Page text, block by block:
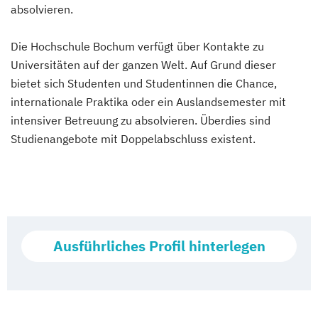
absolvieren.
Die Hochschule Bochum verfügt über Kontakte zu
Universitäten auf der ganzen Welt. Auf Grund dieser
bietet sich Studenten und Studentinnen die Chance,
internationale Praktika oder ein Auslandsemester mit
intensiver Betreuung zu absolvieren. Überdies sind
Studienangebote mit Doppelabschluss existent.
Ausführliches Profil hinterlegen